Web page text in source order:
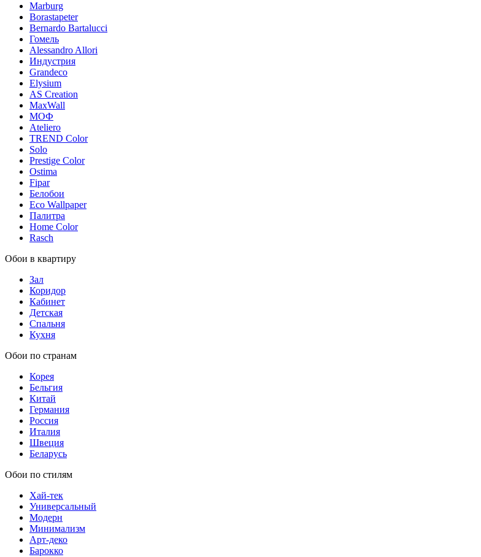
Marburg
Borastapeter
Bernardo Bartalucci
Гомель
Alessandro Allori
Индустрия
Grandeco
Elysium
AS Creation
MaxWall
МОФ
Ateliero
TREND Color
Solo
Prestige Color
Ostima
Fipar
Белобои
Eco Wallpaper
Палитра
Home Color
Rasch
Обои в квартиру
Зал
Коридор
Кабинет
Детская
Спальня
Кухня
Обои по странам
Корея
Бельгия
Китай
Германия
Россия
Италия
Швеция
Беларусь
Обои по стилям
Хай-тек
Универсальный
Модерн
Минимализм
Арт-деко
Барокко